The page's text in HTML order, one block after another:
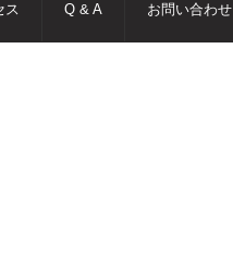
ス Q & A お問い合わせ